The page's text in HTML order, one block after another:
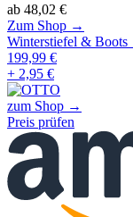
ab 48,02 €
Zum Shop →
Winterstiefel & Boots
199,99 €
+ 2,95 €
zum Shop →
Preis prüfen